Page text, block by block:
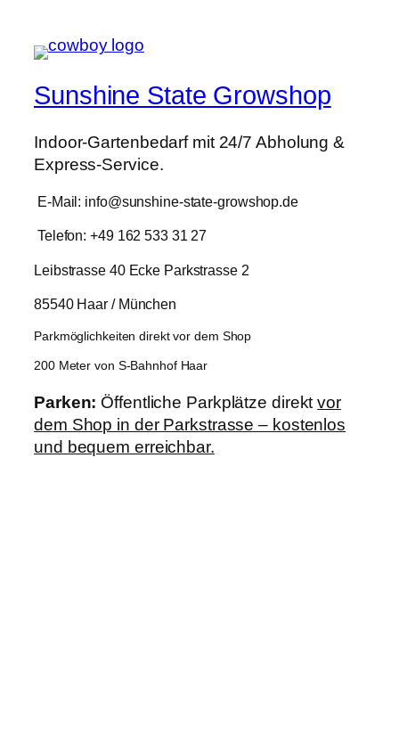
Sunshine State Growshop
Indoor-Gartenbedarf mit 24/7 Abholung &
Express-Service.
E-Mail: info@sunshine-state-growshop.de
Telefon: +49 162 533 31 27
Leibstrasse 40 Ecke Parkstrasse 2
85540 Haar / München
Parkmöglichkeiten direkt vor dem Shop
200 Meter von S-Bahnhof Haar
Parken: Öffentliche Parkplätze direktvor
dem Shop in der Parkstrasse – kostenlos
und bequem erreichbar.